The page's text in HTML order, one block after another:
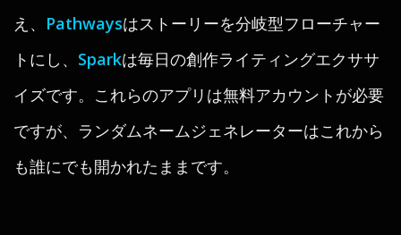
え、 Pathwaysはストーリーを分岐型フローチャー
トにし、 Sparkは毎日の創作ライティングエクササ
イズです。これらのアプリは無料アカウントが必要
ですが、ランダムネームジェネレーターはこれから
も誰にでも開かれたままです。